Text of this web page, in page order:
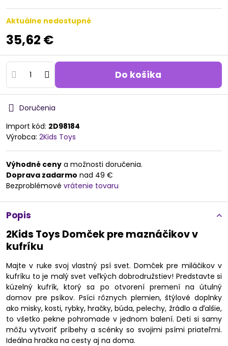
Aktuálne nedostupné
35,62 €
Do košíka
Doručenia
Import kód: 2D98184
Výrobca: 2Kids Toys
Výhodné ceny a možnosti doručenia.
Doprava zadarmo nad 49 €
Bezproblémové vrátenie tovaru
Popis
2Kids Toys Domček pre maznáčikov v
kufríku
Majte v ruke svoj vlastný psí svet. Domček pre miláčikov v
kufríku to je malý svet veľkých dobrodružstiev! Predstavte si
kúzelný kufrík, ktorý sa po otvorení premení na útulný
domov pre psíkov. Psíci rôznych plemien, štýlové doplnky
ako misky, kosti, rybky, hračky, búda, pelechy, žrádlo a ďalšie,
to všetko pekne pohromade v jednom balení. Deti si samy
môžu vytvoriť príbehy a scénky so svojimi psími priateľmi.
Ideálna hračka na cesty aj na doma.